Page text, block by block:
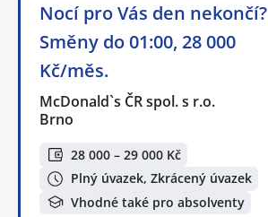
Nocí pro Vás den nekončí?
Směny do 01:00, 28 000
Kč/měs.
McDonald`s ČR spol. s r.o.
Brno
28 000 – 29 000 Kč
Plný úvazek, Zkrácený úvazek
Vhodné také pro absolventy